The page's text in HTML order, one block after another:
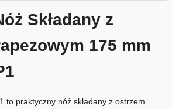
Składany z
175 mm
to praktyczny nóż składany z ostrzem